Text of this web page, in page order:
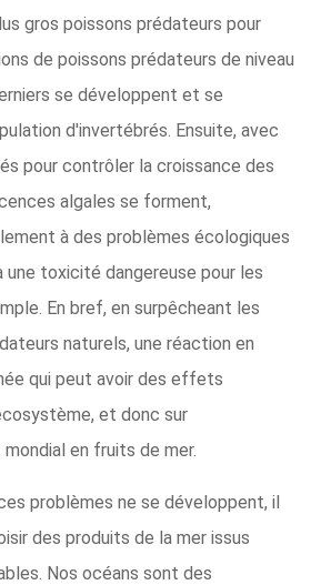
gros poissons prédateurs pour
de poissons prédateurs de niveau
se développent et se
d'invertébrés. Ensuite, avec
pour contrôler la croissance des
algales se forment,
à des problèmes écologiques
une toxicité dangereuse pour les
En bref, en surpêcheant les
naturels, une réaction en
qui peut avoir des effets
et donc sur
en fruits de mer.
problèmes ne se développent, il
des produits de la mer issus
Nos océans sont des